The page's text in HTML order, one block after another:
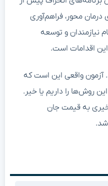
محور، فراهم‌آوری
نیازمندان و توسعه
اقدامات است.
آزمون واقعی این است که
این روش‌ها را داریم یا خیر.
به قیمت جان
شد.